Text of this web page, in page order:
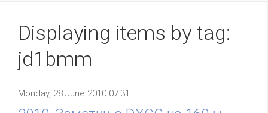
Displaying items by tag:
jd1bmm
Monday, 28 June 2010 07:31